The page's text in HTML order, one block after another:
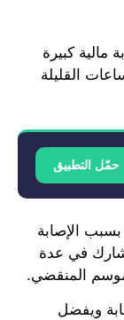
كبيرة
القليلة
حمّل التطبيق
الإصابة
في عدة
المنقضي.
ويفضل